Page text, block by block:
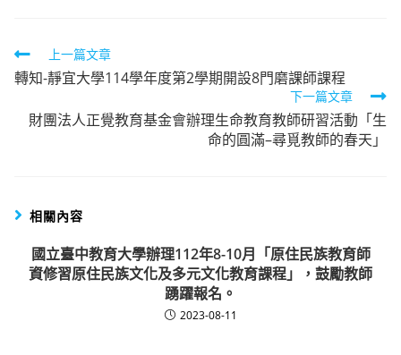
Read
more
articles
上一篇文章
轉知-靜宜大學114學年度第2學期開設8門磨課師課程
下一篇文章
財團法人正覺教育基金會辦理生命教育教師研習活動「生
命的圓滿–尋覓教師的春天」
相關內容
國立臺中教育大學辦理112年8-10月「原住民族教育師
資修習原住民族文化及多元文化教育課程」，鼓勵教師
踴躍報名。
2023-08-11